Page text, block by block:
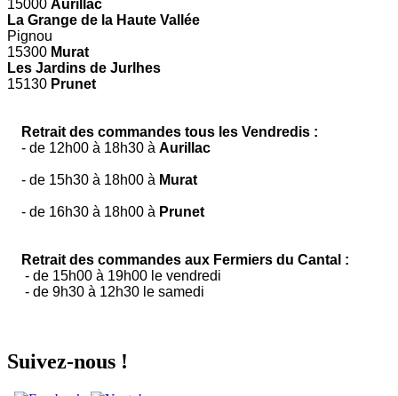
15000 Aurillac
La Grange de la Haute Vallée
Pignou
15300 Murat
Les Jardins de Jurlhes
15130 Prunet
Retrait des commandes tous les Vendredis :
- de 12h00 à 18h30 à Aurillac
- de 15h30 à 18h00 à Murat
- de 16h30 à 18h00 à Prunet
Retrait des commandes aux Fermiers du Cantal :
- de 15h00 à 19h00 le vendredi
- de 9h30 à 12h30 le samedi
Suivez-nous !